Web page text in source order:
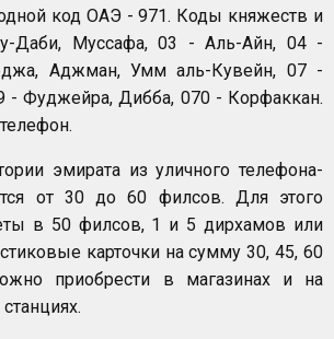
код ОАЭ - 971. Коды княжеств и
Даби, Муссафа, 03 - Аль-Айн, 04 -
Аджман, Умм аль-Кувейн, 07 -
- Фуджейра, Дибба, 070 - Корфаккан.
эмирата из уличного телефона-
от 30 до 60 филсов. Для этого
в 50 филсов, 1 и 5 дирхамов или
карточки на сумму 30, 45, 60
приобрести в магазинах и на